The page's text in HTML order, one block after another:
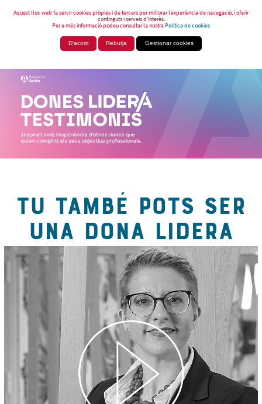
Aquest lloc web fa servir cookies pròpies i de tercers per millorar l’experiència de navegació, i oferir
continguts i serveis d’interès.
Per a més informació podeu consultar la nostraPolítica de cookies
D'acord Rebutja Gestionar cookies
TU TAMBÉ POTS SER
UNA DONA LIDERA